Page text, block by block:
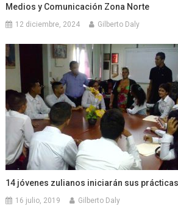
Medios y Comunicación Zona Norte
12 diciembre, 2024 Gilberto Daly
14 jóvenes zulianos iniciarán sus prácticas
16 julio, 2019 Gilberto Daly